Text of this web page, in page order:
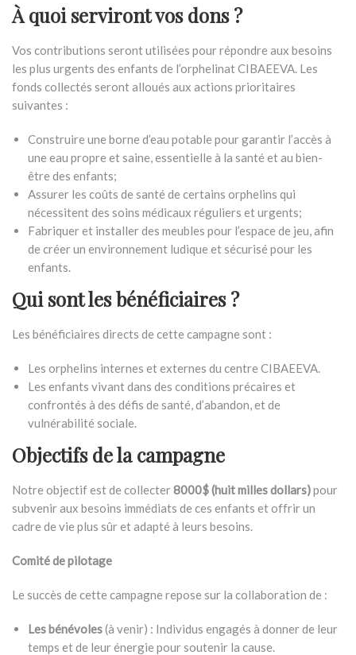
À quoi serviront vos dons ?
Vos contributions seront utilisées pour répondre aux besoins
les plus urgents des enfants de l’orphelinat CIBAEEVA. Les
fonds collectés seront alloués aux actions prioritaires
suivantes :
Construire une borne d’eau potable pour garantir l’accès à
une eau propre et saine, essentielle à la santé et au bien-
être des enfants;
Assurer les coûts de santé de certains orphelins qui
nécessitent des soins médicaux réguliers et urgents;
Fabriquer et installer des meubles pour l’espace de jeu, afin
de créer un environnement ludique et sécurisé pour les
enfants.
Qui sont les bénéficiaires ?
Les bénéficiaires directs de cette campagne sont :
Les orphelins internes et externes du centre CIBAEEVA.
Les enfants vivant dans des conditions précaires et
confrontés à des défis de santé, d’abandon, et de
vulnérabilité sociale.
Objectifs de la campagne
Notre objectif est de collecter8000$ (huit milles dollars)pour
subvenir aux besoins immédiats de ces enfants et offrir un
cadre de vie plus sûr et adapté à leurs besoins.
Comité de pilotage
Le succès de cette campagne repose sur la collaboration de :
Les bénévoles(à venir) : Individus engagés à donner de leur
temps et de leur énergie pour soutenir la cause.